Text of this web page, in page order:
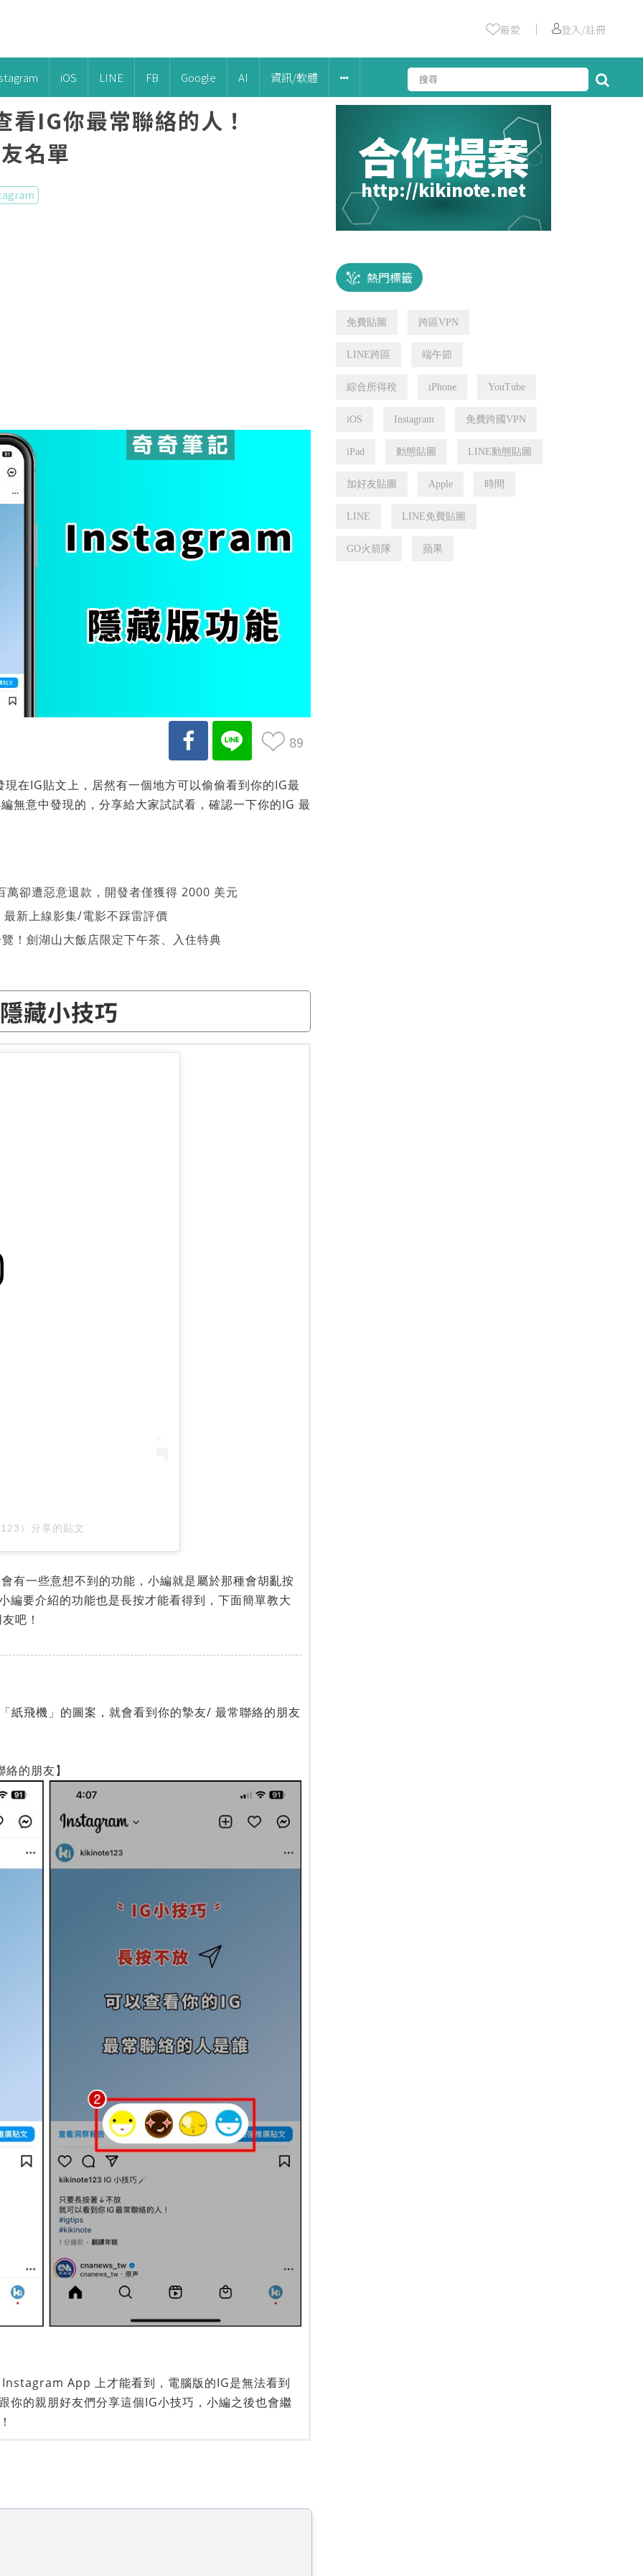
最愛 ｜ 登入/註冊
iOS LINE FB Google AI 資訊/軟體
合作提案
http://kikinote.net
熱門標籤
免費貼圖 跨區VPN
LINE跨區 端午節
綜合所得稅 iPhone YouTube
iOS Instagram 免費跨國VPN
iPad 動態貼圖 LINE動態貼圖
加好友貼圖 Apple 時間
LINE LINE免費貼圖
GO火箭隊 蘋果
IG你最常聯絡的人！
名單
89
在IG貼文上，居然有一個地方可以偷偷看到你的IG最
無意中發現的，分享給大家試試看，確認一下你的IG 最
卻遭惡意退款，開發者僅獲得 2000 美元
新上線影集/電影不踩雷評價
！劍湖山大飯店限定下午茶、入住特典
藏小技巧
）分享的貼文
有一些意想不到的功能，小編就是屬於那種會胡亂按
編要介紹的功能也是長按才能看得到，下面簡單教大
吧！
紙飛機」的圖案，就會看到你的摯友/ 最常聯絡的朋友
的朋友】
App 上才能看到，電腦版的IG是無法看到
你的親朋好友們分享這個IG小技巧，小編之後也會繼